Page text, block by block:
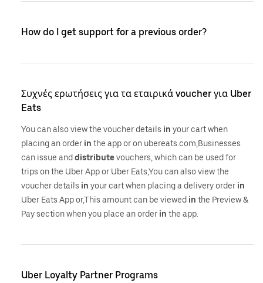
How do I get support for a previous order?
Συχνές ερωτήσεις για τα εταιρικά voucher για Uber
Eats
You can also view the voucher details in your cart when
placing an order in the app or on ubereats.com,Businesses
can issue and distributevouchers, which can be used for
trips on the Uber App or Uber Eats,You can also view the
voucher details in your cart when placing a delivery order in
Uber Eats App or,This amount can be viewed in the Preview &
Pay section when you place an order in the app.
Uber Loyalty Partner Programs